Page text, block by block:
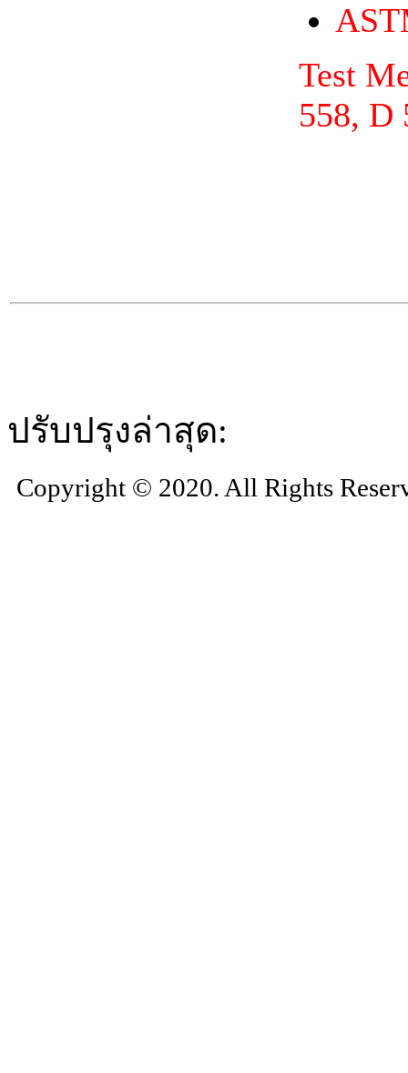
Test
558, D
ปรับปรุงล่าสุด:
Copyright © 2020. All Rights